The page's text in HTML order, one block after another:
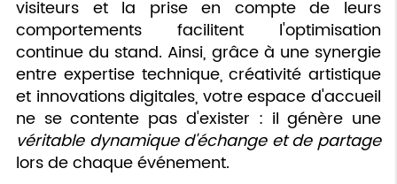
visiteurs et la prise en compte de leurs
comportements facilitent l'optimisation
continue du stand. Ainsi, grâce à une synergie
entre expertise technique, créativité artistique
et innovations digitales, votre espace d'accueil
ne se contente pas d'exister : il génère une
véritable dynamique d'échange et de partage
lors de chaque événement.